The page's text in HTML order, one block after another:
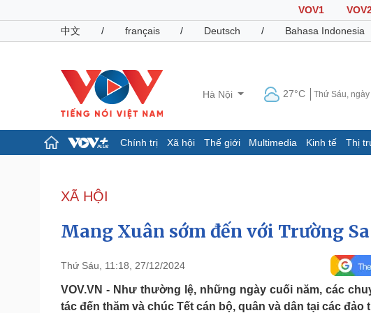
VOV1
中文
/ français / Deutsch / Bahasa Indonesia
Hà Nội 27°C Thứ Sáu,
Chính trị Xã hội Thế giới Multimedia Kinh tế Thị
Đảng
Tổ chức nhân sự
Nhận diện sự thật
Giáo dục
Dấu ấn VOV
Pháp luật
Vụ án
Quân sự - Quốc phòng
Vũ khí
Thể
Bóng
XÃ HỘI
Mang Xuân sớm đến với Trường Sa
Thứ Sáu, 11:18, 27/12/2024
VOV.VN - Như thường lệ, những ngày cuối năm, các
tác đến thăm và chúc Tết cán bộ, quân và dân tại các đảo